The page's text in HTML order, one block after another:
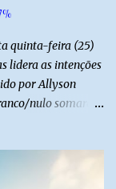
quinta-feira (25)
lidera as intenções
por Allyson
nulo somaram
O levantamento
e nível de